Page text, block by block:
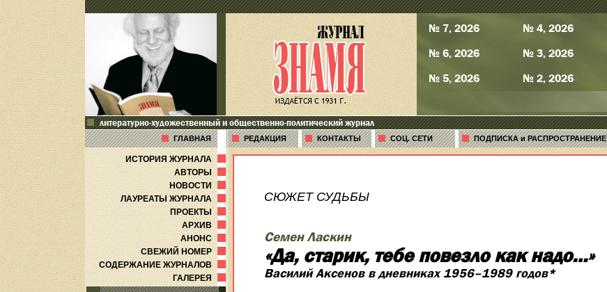
№ 7, 2026
№ 6, 2026
№ 5, 2026
№ 4, 2026
№ 3, 2026
№ 2, 2026
литературно-художественный и общественно-политический журнал
ГЛАВНАЯ РЕДАКЦИЯ КОНТАКТЫ СОЦ. СЕТИ ПОДПИСКА и РАСПРОСТРАНЕНИЕ
ИСТОРИЯ ЖУРНАЛА
АВТОРЫ
НОВОСТИ
ЛАУРЕАТЫ ЖУРНАЛА
ПРОЕКТЫ
АРХИВ
АНОНС
СВЕЖИЙ НОМЕР
СОДЕРЖАНИЕ ЖУРНАЛОВ
ГАЛЕРЕЯ
СЮЖЕТ СУДЬБЫ
Семен Ласкин
«Да, старик, тебе повезло как надо…»
Василий Аксенов в дневниках 1956–1989 годов*